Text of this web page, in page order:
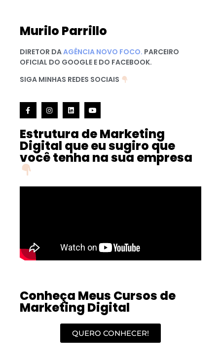
Murilo Parrillo
DIRETOR DAAGÊNCIA NOVO FOCO. PARCEIRO
OFICIAL DO GOOGLE E DO FACEBOOK.
SIGA MINHAS REDES SOCIAIS
Estrutura de Marketing
Digital que eu sugiro que
você tenha na sua empresa
Conheça Meus Cursos de
Marketing Digital
QUERO CONHECER!